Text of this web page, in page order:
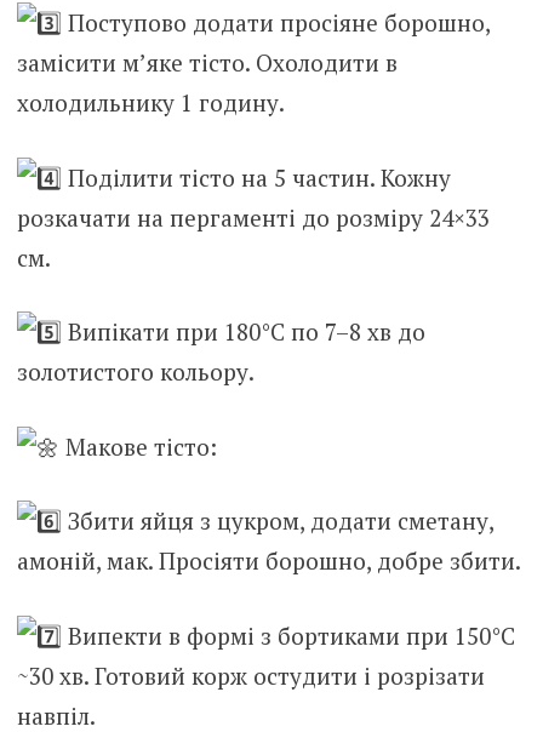
Поступово додати просіяне борошно,
замісити м’яке тісто. Охолодити в
холодильнику 1 годину.
Поділити тісто на 5 частин. Кожну
розкачати на пергаменті до розміру 24×33
см.
Випікати при 180°C по 7–8 хв до
золотистого кольору.
Макове тісто:
Збити яйця з цукром, додати сметану,
амоній, мак. Просіяти борошно, добре збити.
Випекти в формі з бортиками при 150°C
~30 хв. Готовий корж остудити і розрізати
навпіл.